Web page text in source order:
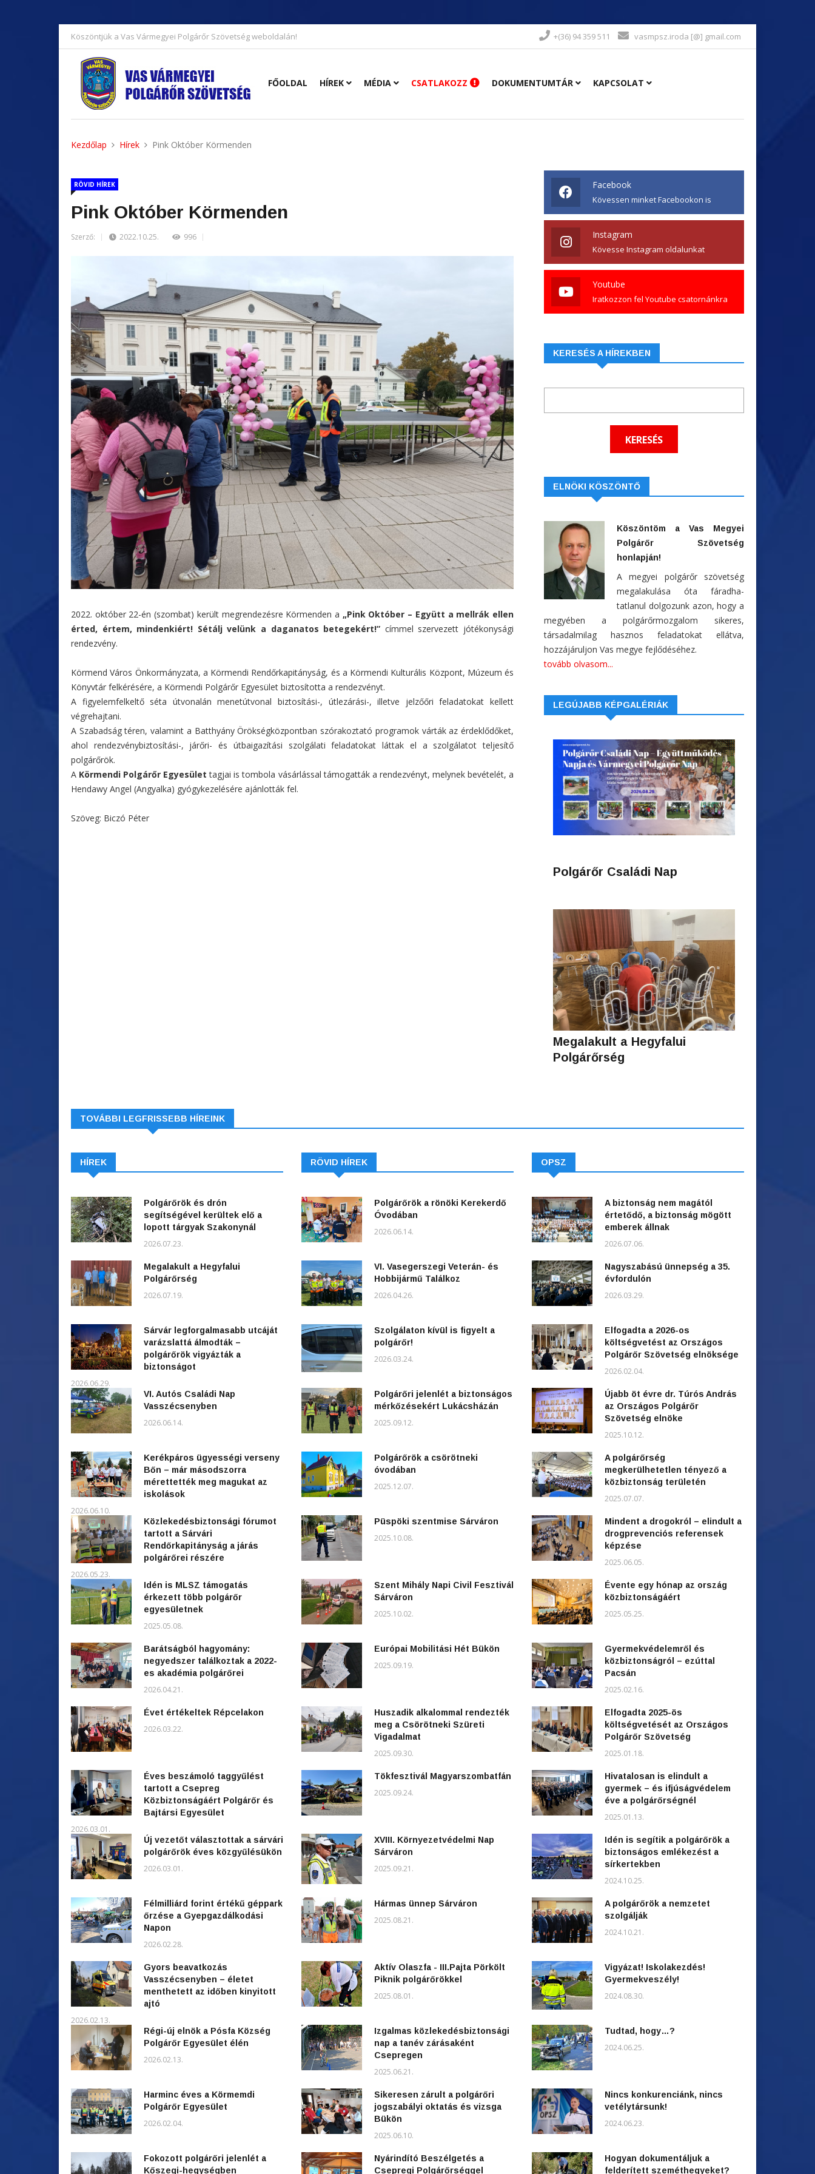
Köszöntjük a Vas Vármegyei Polgárőr Szövetség weboldalán! +(36) 94 359 511 vasmpsz.iroda [@] gmail.com
FŐOLDAL HÍREK MÉDIA CSATLAKOZZ DOKUMENTUMTÁR KAPCSOLAT
Kezdőlap Hírek Pink Október Körmenden
RÖVID HÍREK
Pink Október Körmenden
Szerző: 2022.10.25. 996
2022. október 22-én (szombat) került megrendezésre Körmenden a „Pink Október – Együtt a mellrák ellen
érted, értem, mindenkiért! Sétálj velünk a daganatos betegekért!” címmel szervezett jótékonysági
rendezvény.
Körmend Város Önkormányzata, a Körmendi Rendőrkapitányság, és a Körmendi Kulturális Központ, Múzeum és
Könyvtár felkérésére, a Körmendi Polgárőr Egyesület biztosította a rendezvényt.
A figyelemfelkeltő séta útvonalán menetútvonal biztosítási-, útlezárási-, illetve jelzőőri feladatokat kellett
végrehajtani.
A Szabadság téren, valamint a Batthyány Örökségközpontban szórakoztató programok várták az érdeklődőket,
ahol rendezvénybiztosítási-, járőri- és útbaigazítási szolgálati feladatokat láttak el a szolgálatot teljesítő
polgárőrök.
A Körmendi Polgárőr Egyesület tagjai is tombola vásárlással támogatták a rendezvényt, melynek bevételét, a
Hendawy Angel (Angyalka) gyógykezelésére ajánlották fel.
Szöveg: Biczó Péter
Facebook
Kövessen minket Facebookon is
Instagram
Kövesse Instagram oldalunkat
Youtube
Iratkozzon fel Youtube csatornánkra
KERESÉS A HÍREKBEN
ELNÖKI KÖSZÖNTŐ
Köszöntöm a Vas Megyei
Polgárőr Szövetség
honlapján!
A megyei polgárőr szövetség
megalakulása óta fáradha-
tatlanul dolgozunk azon, hogy a
megyében a polgárőrmozgalom sikeres,
társadalmilag hasznos feladatokat ellátva,
hozzájáruljon Vas megye fejlődéséhez.
tovább olvasom...
LEGÚJABB KÉPGALÉRIÁK
Polgárőr Családi Nap
Megalakult a Hegyfalui
Polgárőrség
TOVÁBBI LEGFRISSEBB HÍREINK
HÍREK
Polgárőrök és drón
segítségével kerültek elő a
lopott tárgyak Szakonynál
2026.07.23.
Megalakult a Hegyfalui
Polgárőrség
2026.07.19.
Sárvár legforgalmasabb utcáját
varázslattá álmodták –
polgárőrök vigyázták a
biztonságot
2026.06.29.
VI. Autós Családi Nap
Vasszécsenyben
2026.06.14.
Kerékpáros ügyességi verseny
Bőn – már másodszorra
mérettették meg magukat az
iskolások
2026.06.10.
Közlekedésbiztonsági fórumot
tartott a Sárvári
Rendőrkapitányság a járás
polgárőrei részére
2026.05.23.
Idén is MLSZ támogatás
érkezett több polgárőr
egyesületnek
2025.05.08.
Barátságból hagyomány:
negyedszer találkoztak a 2022-
es akadémia polgárőrei
2026.04.21.
Évet értékeltek Répcelakon
2026.03.22.
Éves beszámoló taggyűlést
tartott a Csepreg
Közbiztonságáért Polgárőr és
Bajtársi Egyesület
2026.03.01.
Új vezetőt választottak a sárvári
polgárőrök éves közgyűlésükön
2026.03.01.
Félmilliárd forint értékű géppark
őrzése a Gyepgazdálkodási
Napon
2026.02.28.
Gyors beavatkozás
Vasszécsenyben – életet
menthetett az időben kinyitott
ajtó
2026.02.13.
Régi-új elnök a Pósfa Község
Polgárőr Egyesület élén
2026.02.13.
Harminc éves a Körmemdi
Polgárőr Egyesület
2026.02.04.
Fokozott polgárőri jelenlét a
Kőszegi-hegységben
RÖVID HÍREK
Polgárőrök a rönöki Kerekerdő
Óvodában
2026.06.14.
VI. Vasegerszegi Veterán- és
Hobbijármű Találkoz
2026.04.26.
Szolgálaton kívül is figyelt a
polgárőr!
2026.03.24.
Polgárőri jelenlét a biztonságos
mérkőzésekért Lukácsházán
2025.09.12.
Polgárőrök a csörötneki
óvodában
2025.12.07.
Püspöki szentmise Sárváron
2025.10.08.
Szent Mihály Napi Civil Fesztivál
Sárváron
2025.10.02.
Európai Mobilitási Hét Bükön
2025.09.19.
Huszadik alkalommal rendezték
meg a Csörötneki Szüreti
Vigadalmat
2025.09.30.
Tökfesztivál Magyarszombatfán
2025.09.24.
XVIII. Környezetvédelmi Nap
Sárváron
2025.09.21.
Hármas ünnep Sárváron
2025.08.21.
Aktív Olaszfa - III.Pajta Pörkölt
Piknik polgárőrökkel
2025.08.01.
Izgalmas közlekedésbiztonsági
nap a tanév zárásaként
Csepregen
2025.06.21.
Sikeresen zárult a polgárőri
jogszabályi oktatás és vizsga
Bükön
2025.06.10.
Nyárindító Beszélgetés a
Csepregi Polgárőrséggel
OPSZ
A biztonság nem magától
értetődő, a biztonság mögött
emberek állnak
2026.07.06.
Nagyszabású ünnepség a 35.
évfordulón
2026.03.29.
Elfogadta a 2026-os
költségvetést az Országos
Polgárőr Szövetség elnöksége
2026.02.04.
Újabb öt évre dr. Túrós András
az Országos Polgárőr
Szövetség elnöke
2025.10.12.
A polgárőrség
megkerülhetetlen tényező a
közbiztonság területén
2025.07.07.
Mindent a drogokról – elindult a
drogprevenciós referensek
képzése
2025.06.05.
Évente egy hónap az ország
közbiztonságáért
2025.05.25.
Gyermekvédelemről és
közbiztonságról – ezúttal
Pacsán
2025.02.16.
Elfogadta 2025-ös
költségvetését az Országos
Polgárőr Szövetség
2025.01.18.
Hivatalosan is elindult a
gyermek – és ifjúságvédelem
éve a polgárőrségnél
2025.01.13.
Idén is segítik a polgárőrök a
biztonságos emlékezést a
sírkertekben
2024.10.25.
A polgárőrök a nemzetet
szolgálják
2024.10.21.
Vigyázat! Iskolakezdés!
Gyermekveszély!
2024.08.30.
Tudtad, hogy…?
2024.06.25.
Nincs konkurenciánk, nincs
vetélytársunk!
2024.06.23.
Hogyan dokumentáljuk a
felderített szeméthegyeket?